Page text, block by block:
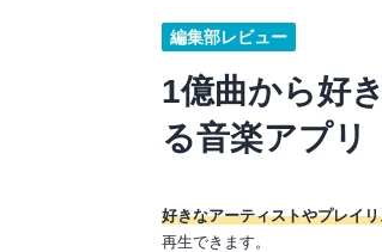
編集部レビュー
1億曲から好
る音楽アプリ
好きなアーティストやプレイ
再生できます。